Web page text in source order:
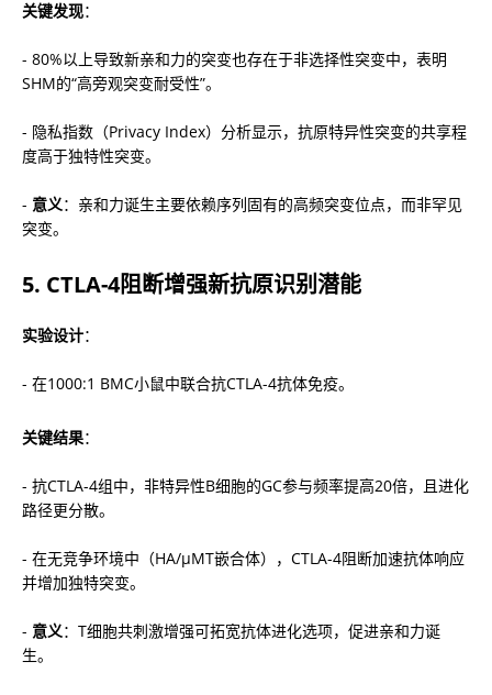
关键发现：
- 80%以上导致新亲和力的突变也存在于非选择性突变中，表明
SHM的“高旁观突变耐受性”。
- 隐私指数（Privacy Index）分析显示，抗原特异性突变的共享程
度高于独特性突变。
- 意义：亲和力诞生主要依赖序列固有的高频突变位点，而非罕见
突变。
5. CTLA-4阻断增强新抗原识别潜能
实验设计：
- 在1000:1 BMC小鼠中联合抗CTLA-4抗体免疫。
关键结果：
- 抗CTLA-4组中，非特异性B细胞的GC参与频率提高20倍，且进化
路径更分散。
- 在无竞争环境中（HA/μMT嵌合体），CTLA-4阻断加速抗体响应
并增加独特突变。
- 意义：T细胞共刺激增强可拓宽抗体进化选项，促进亲和力诞
生。